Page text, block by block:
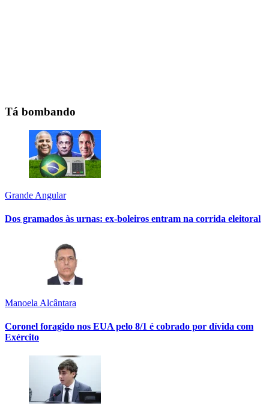
Tá bombando
Grande Angular
Dos gramados às urnas: ex-boleiros entram na corrida eleitoral
Manoela Alcântara
Coronel foragido nos EUA pelo 8/1 é cobrado por dívida com
Exército